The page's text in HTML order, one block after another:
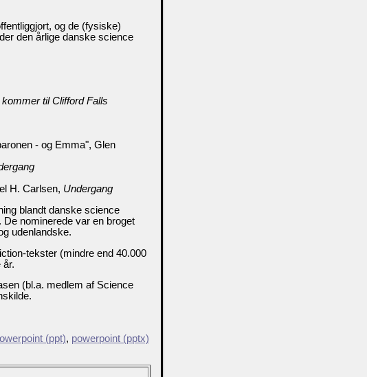
og de (fysiske)
den årlige danske science
til Clifford Falls
- og Emma", Glen
H. Carlsen, Undergang
blandt danske science
nominerede var en broget
udenlandske.
tekster (mindre end 40.000
år.
(bl.a. medlem af Science
(ppt), powerpoint (pptx)